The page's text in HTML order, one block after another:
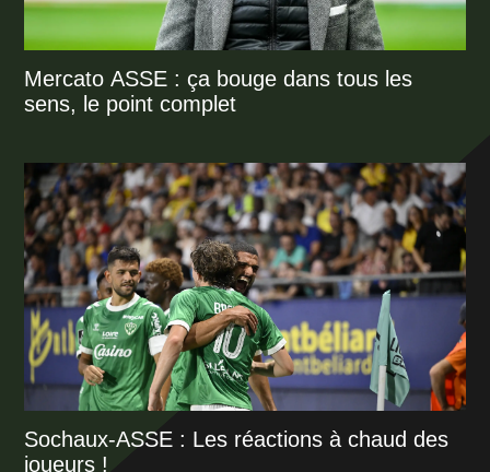
Mercato ASSE : ça bouge dans tous les
sens, le point complet
Sochaux-ASSE : Les réactions à chaud des
joueurs !